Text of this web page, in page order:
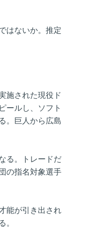
はないか。推定
施された現役ド
ールし、ソフト
。巨人から広島
る。トレードだ
の指名対象選手
能が引き出され
。